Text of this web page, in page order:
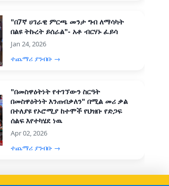
"በ7ኛ ሀገራዊ ምርጫ መንታ ግብ ለማሳካት
በልዩ ትኩረት ይሰራል"- አቶ ብርሃኑ ፈይሳ
Jan 24, 2026
ተጨማሪ ያንብቡ →
"በመስዋዕትነት የተገኘውን ስርዓት
በመስዋዕትነት እንጠብቃለን" በሚል መሪ ቃል
በተለያዩ የኦሮሚያ ከተሞች የህዝቡ የድጋፍ
ሰልፍ እየተካሄደ ነዉ
Apr 02, 2026
ተጨማሪ ያንብቡ →